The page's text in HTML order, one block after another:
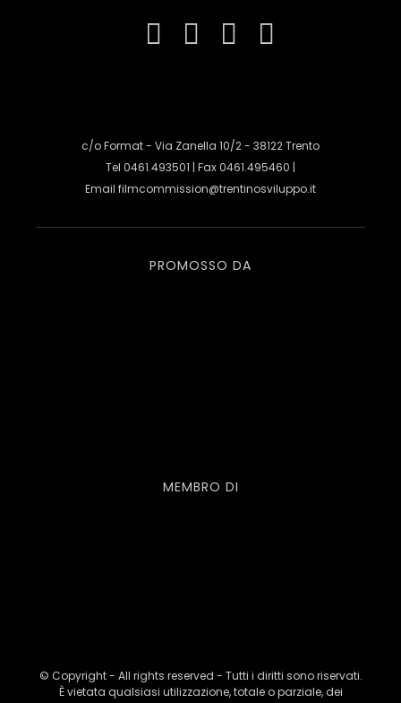
c/o Format - Via Zanella 10/2 - 38122 Trento
Tel 0461.493501 | Fax 0461.495460 |
Email filmcommission@trentinosviluppo.it
PROMOSSO DA
MEMBRO DI
© Copyright - All rights reserved - Tutti i diritti sono riservati.
È vietata qualsiasi utilizzazione, totale o parziale, dei